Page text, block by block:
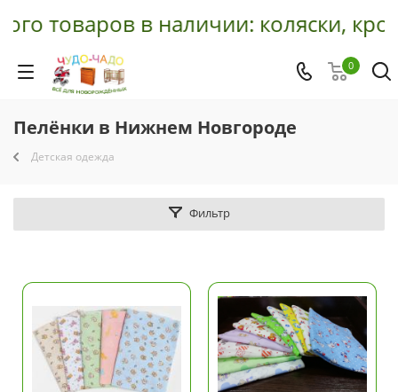
товаров в наличии: коляски,
0
Пелёнки в Нижнем Новгороде
Детская одежда
Фильтр